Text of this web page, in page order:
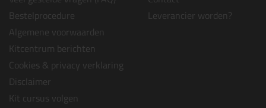
Bestelprocedure
Algemene voorwaarden
Kitcentrum berichten
Cookies & privacy verklaring
Disclaimer
Kit cursus volgen
Leverancier worden?